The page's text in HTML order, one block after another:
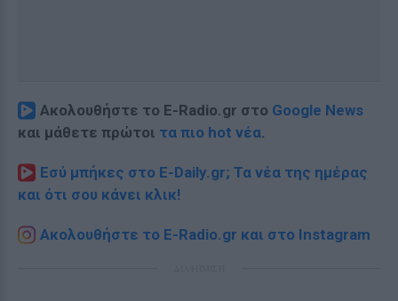
Ακολουθήστε το E-Radio.gr στο Google News
και μάθετε πρώτοι τα πιο hot νέα.
Εσύ μπήκες στο E-Daily.gr; Τα νέα της ημέρας
και ότι σου κάνει κλικ!
Ακολουθήστε το E-Radio.gr και στο Instagram